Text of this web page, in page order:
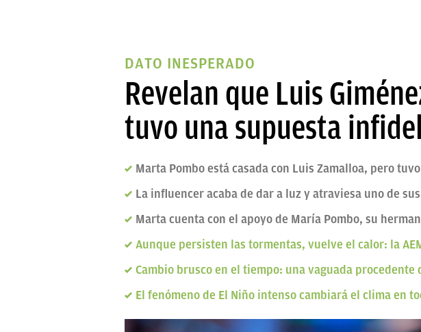
DATO INESPERADO
Revelan que Luis
tuvo una supuesta
Marta Pombo está casada con Luis Zamalloa, pero
La influencer acaba de dar a luz y atraviesa uno de
Marta cuenta con el apoyo de María Pombo, su
Aunque persisten las tormentas, vuelve el calor: la
Cambio brusco en el tiempo: una vaguada
El fenómeno de El Niño intenso cambiará el clima en